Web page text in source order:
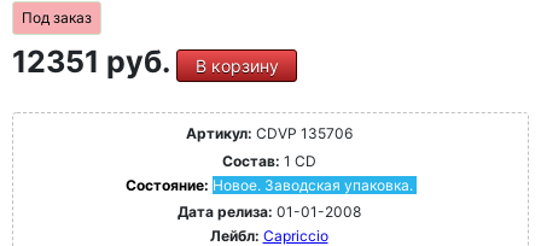
Под заказ
12351 руб. В корзину
Артикул: CDVP 135706
Состав: 1 CD
Состояние: Новое. Заводская упаковка.
Дата релиза: 01-01-2008
Лейбл: Capriccio